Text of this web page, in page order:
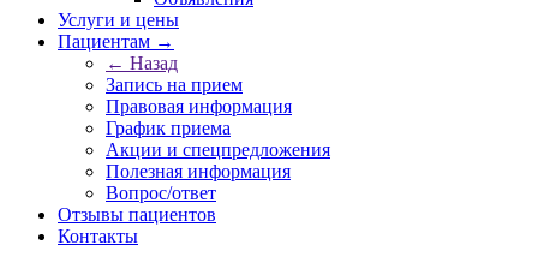
Услуги и цены
Пациентам →
← Назад
Запись на прием
Правовая информация
График приема
Акции и спецпредложения
Полезная информация
Вопрос/ответ
Отзывы пациентов
Контакты